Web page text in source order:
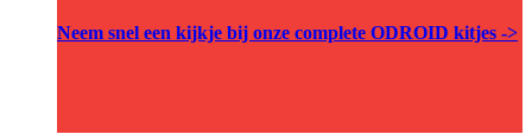
Neem snel een kijkje bij onze complete ODROID kitjes ->